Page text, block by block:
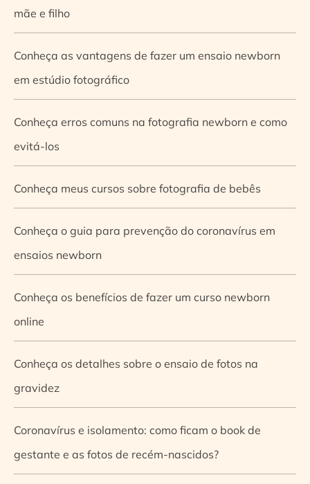
mãe e filho
Conheça as vantagens de fazer um ensaio newborn
em estúdio fotográfico
Conheça erros comuns na fotografia newborn e como
evitá-los
Conheça meus cursos sobre fotografia de bebês
Conheça o guia para prevenção do coronavírus em
ensaios newborn
Conheça os benefícios de fazer um curso newborn
online
Conheça os detalhes sobre o ensaio de fotos na
gravidez
Coronavírus e isolamento: como ficam o book de
gestante e as fotos de recém-nascidos?